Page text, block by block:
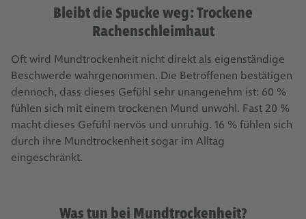
Bleibt die Spucke weg: Trockene
Rachenschleimhaut
Oft wird Mundtrockenheit nicht direkt als eigenständige
Beschwerde wahrgenommen. Die Betroffenen bestätigen
dennoch, dass dieses Gefühl sehr unangenehm ist: 60 %
fühlen sich mit einem trockenen Mund unwohl. Fast 20 %
macht dieses Gefühl nervös und unruhig. 16 % fühlen sich
durch ihre Mundtrockenheit sogar im Alltag
eingeschränkt.
Was tun bei Mundtrockenheit?